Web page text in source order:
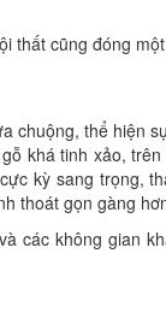
cũng đóng
thể hiện
khá tinh xảo,
kỳ sang trọng,
thoát gọn gàng
các không gian